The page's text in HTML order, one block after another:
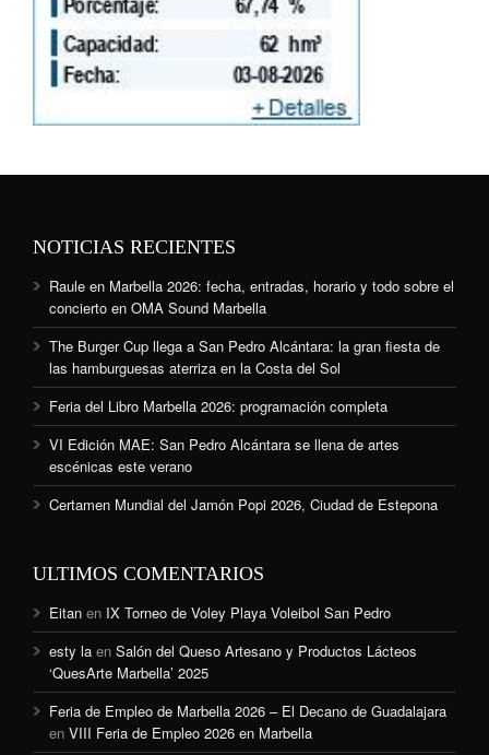
NOTICIAS RECIENTES
Raule en Marbella 2026: fecha, entradas, horario y todo sobre el
concierto en OMA Sound Marbella
The Burger Cup llega a San Pedro Alcántara: la gran fiesta de
las hamburguesas aterriza en la Costa del Sol
Feria del Libro Marbella 2026: programación completa
VI Edición MAE: San Pedro Alcántara se llena de artes
escénicas este verano
Certamen Mundial del Jamón Popi 2026, Ciudad de Estepona
ULTIMOS COMENTARIOS
Eitan en IX Torneo de Voley Playa Voleibol San Pedro
esty la en Salón del Queso Artesano y Productos Lácteos
‘QuesArte Marbella’ 2025
Feria de Empleo de Marbella 2026 – El Decano de Guadalajara
en VIII Feria de Empleo 2026 en Marbella